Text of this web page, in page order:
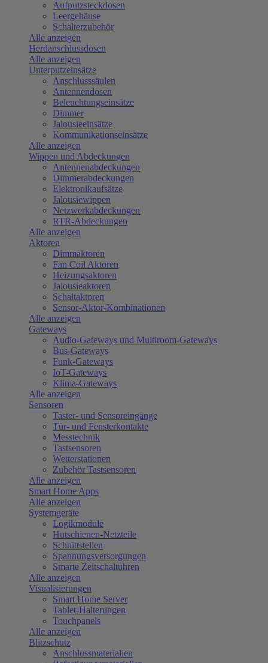
Aufputzsteckdosen
Leergehäuse
Schalterzubehör
Alle anzeigen
Herdanschlussdosen
Alle anzeigen
Unterputzeinsätze
Anschlusssäulen
Antennendosen
Beleuchtungseinsätze
Dimmer
Jalousieeinsätze
Kommunikationseinsätze
Alle anzeigen
Wippen und Abdeckungen
Antennenabdeckungen
Dimmerabdeckungen
Elektronikaufsätze
Jalousiewippen
Netzwerkabdeckungen
RTR-Abdeckungen
Alle anzeigen
Aktoren
Dimmaktoren
Fan Coil Aktoren
Heizungsaktoren
Jalousieaktoren
Schaltaktoren
Sensor-Aktor-Kombinationen
Alle anzeigen
Gateways
Audio-Gateways und Multiroom-Gateways
Bus-Gateways
Funk-Gateways
IoT-Gateways
Klima-Gateways
Alle anzeigen
Sensoren
Taster- und Sensoreingänge
Tür- und Fensterkontakte
Messtechnik
Tastsensoren
Wetterstationen
Zubehör Tastsensoren
Alle anzeigen
Smart Home Apps
Alle anzeigen
Systemgeräte
Logikmodule
Hutschienen-Netzteile
Schnittstellen
Spannungsversorgungen
Smarte Zeitschaltuhren
Alle anzeigen
Visualisierungen
Smart Home Server
Tablet-Halterungen
Touchpanels
Alle anzeigen
Blitzschutz
Anschlussmaterialien